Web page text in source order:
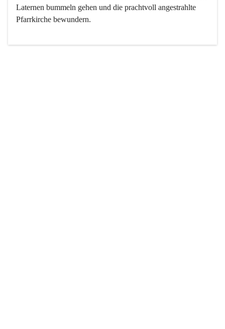
Laternen bummeln gehen und die prachtvoll angestrahlte
Pfarrkirche bewundern.
Der Weinbau dominert heute nicht mehr, ist aber integrativer